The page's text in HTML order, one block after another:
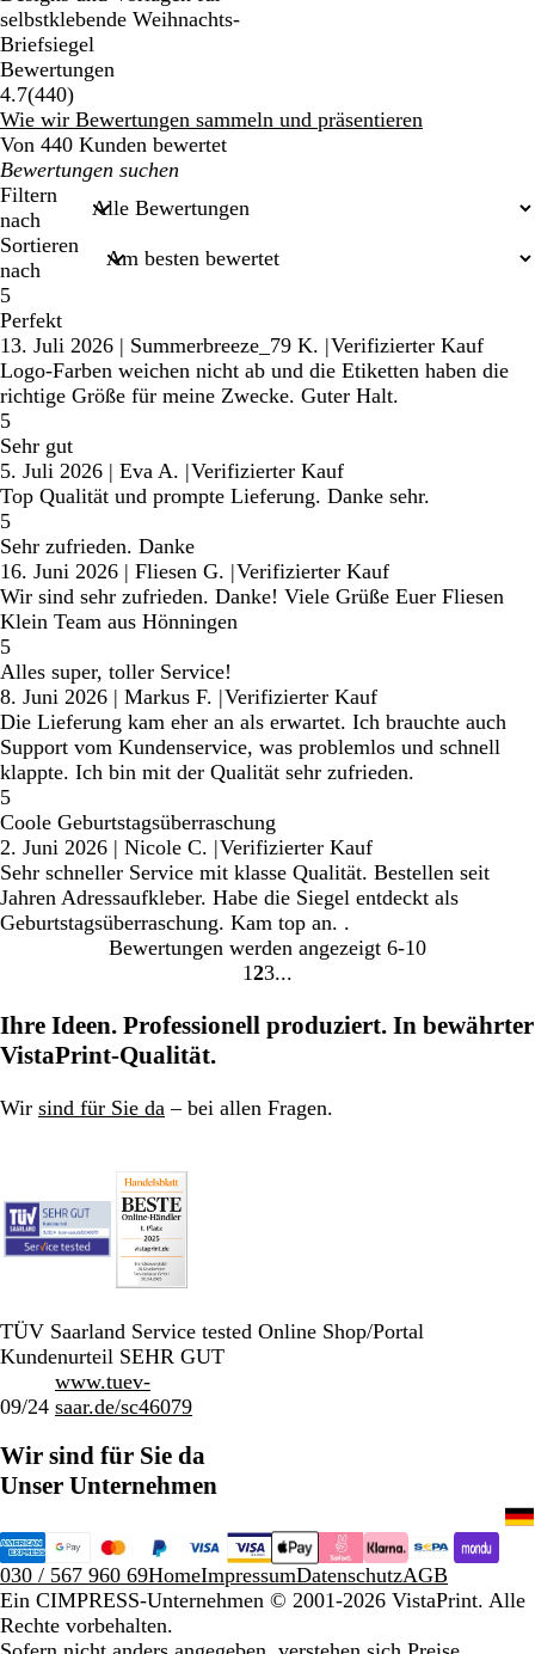
selbstklebende Weihnachts-
Briefsiegel
Bewertungen
4.7(440440
Bewertungen
)
Wie wir Bewertungen sammeln und präsentieren
Von 440 Kunden bewertet
Meine
Sucheingaben
Filtern
nach
Sortieren
nach
5
Perfekt
13. Juli 2026 | Summerbreeze_79 K. |Verifizierter Kauf
Logo-Farben weichen nicht ab und die Etiketten haben die
richtige Größe für meine Zwecke. Guter Halt.
5
Sehr gut
5. Juli 2026 | Eva A. |Verifizierter Kauf
Top Qualität und prompte Lieferung. Danke sehr.
5
Sehr zufrieden. Danke
16. Juni 2026 | Fliesen G. |Verifizierter Kauf
Wir sind sehr zufrieden. Danke! Viele Grüße Euer Fliesen
Klein Team aus Hönningen
5
Alles super, toller Service!
8. Juni 2026 | Markus F. |Verifizierter Kauf
Die Lieferung kam eher an als erwartet. Ich brauchte auch
Support vom Kundenservice, was problemlos und schnell
klappte. Ich bin mit der Qualität sehr zufrieden.
5
Coole Geburtstagsüberraschung
2. Juni 2026 | Nicole C. |Verifizierter Kauf
Sehr schneller Service mit klasse Qualität. Bestellen seit
Jahren Adressaufkleber. Habe die Siegel entdeckt als
Geburtstagsüberraschung. Kam top an. .
Bewertungen werden angezeigt 6-10
Gehe
Seite
1 Gehe
Seite
2Gehe
Seite
3
Ihre Ideen. Professionell produziert. In bewährter
VistaPrint-Qualität.
Wir sind für Sie da – bei allen Fragen.
TÜV Saarland Service tested Online Shop/Portal
Kundenurteil SEHR GUT
09/24
www.tuev-
saar.de/sc46079
Wir sind für Sie da
Unser Unternehmen
030 / 567 960 69HomeImpressumDatenschutzAGB
Ein CIMPRESS-Unternehmen © 2001-2026 VistaPrint. Alle
Rechte vorbehalten.